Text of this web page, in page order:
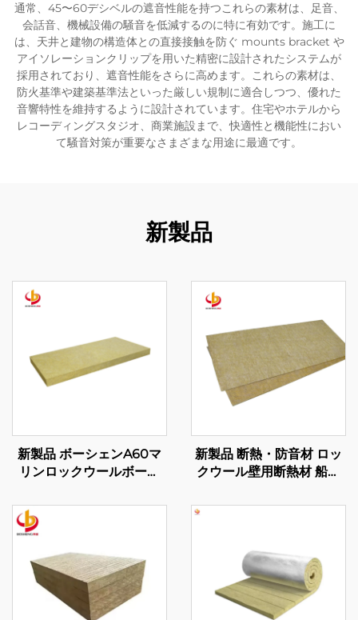
通常、45〜60デシベルの遮音性能を持つこれらの素材は、足音、
会話音、機械設備の騒音を低減するのに特に有効です。施工に
は、天井と建物の構造体との直接接触を防ぐ mounts bracket や
アイソレーションクリップを用いた精密に設計されたシステムが
採用されており、遮音性能をさらに高めます。これらの素材は、
防火基準や建築基準法といった厳しい規制に適合しつつ、優れた
音響特性を維持するように設計されています。住宅やホテルから
レコーディングスタジオ、商業施設まで、快適性と機能性におい
て騒音対策が重要なさまざまな用途に最適です。
新製品
新製品 ボーシェンA60マ
リンロックウールボード
クウールボード マレーシ
新製品 断熱・防音材 ロッ
クウール壁用断熱材 船舶